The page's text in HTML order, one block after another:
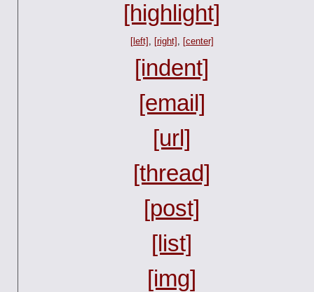
[highlight]
[left] , [right] , [center]
[indent]
[email]
[url]
[thread]
[post]
[list]
[img]